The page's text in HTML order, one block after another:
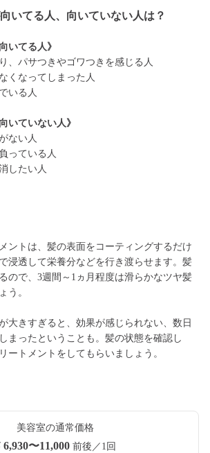
いてる人、向いていない人は？
いてる人》
、パサつきやゴワつきを感じる人
くなってしまった人
いる人
いていない人》
ない人
っている人
したい人
ントは、髪の表面をコーティングするだけ
浸透して栄養分などを行き渡らせます。髪
ので、3週間～1ヵ月程度は滑らかなツヤ髪
う。
大きすぎると、効果が感じられない、数日
まったということも。髪の状態を確認し
ートメントをしてもらいましょう。
美容室の通常価格
6,930〜11,000前後／1回